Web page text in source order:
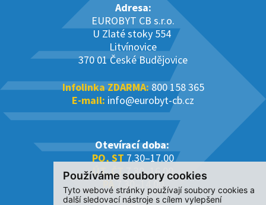
Používáme soubory cookies
Tyto webové stránky používají soubory cookies a
další sledovací nástroje s cílem vylepšení
Adresa:
EUROBYT CB s.r.o.
U Zlaté stoky 554
Litvínovice
370 01 České Budějovice
Infolinka ZDARMA:800 158 365
E-mail: info@eurobyt-cb.cz
Otevírací doba:
PO, ST 7.30–17.00
ÚT, ČT7.30–16.00
PÁ7.30–14.00